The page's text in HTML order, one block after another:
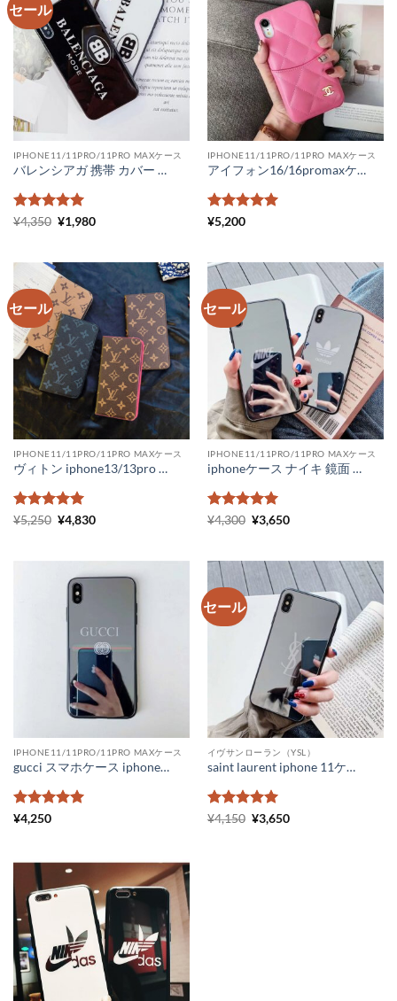
セール
IPHONE11/11PRO/11PRO MAXケース
バレンシアガ 携帯 カバー コピー ペアルック iphone12ケース 新作 balenciaga iphone xr アイフォンケース11 ケース 海外セレブ 背面ガラス
5段階中5の
¥4,350 元
は
¥4,350
で
し
た。
¥1,980現
格
は
¥1,980
で
す。
IPHONE11/11PRO/11PRO MAXケース
アイフォン16/16promaxケース シャネル マトラッセ iphone15/15pro ケース 背面収納 iphone14promax ケース chanel アイフォン14/13ケース ラムスキン ココマーク ブランドパロディ iphone12promax ケース かわいい
5段階中
¥5,200
セール
IPHONE11/11PRO/11PRO MAXケース
ヴィトン iphone13/13pro ケース コピー 手帳型 ルイヴィトンスマホケースiPhone13プロ モノグラム ビィトン iphone 手帳 型 ケース ダミエ柄 メンズ レディース
5段階中5の
¥5,250 元
は
¥5,250
で
た。
¥4,830現
格
は
セール
IPHONE11/11PRO/11PRO MAXケース
iphoneケース ナイキ 鏡面 アイフォンケース 11 アディダス iPhone11pro max ケース ミラータイプ nike iphonexsmax ケース 海外 Adidas iphone xr ケース 通販
5段階中5の
¥4,300 元
は
¥4,300
し
た。
¥3,650現
格
は
¥3,650
で
す。
IPHONE11/11PRO/11PRO MAXケース
gucci スマホケース iphone11promax 鏡面 シャネルパロディ iPhone11 ケース ミラータイプ グッチ スマホケース iPhonex iPhonexr メンズ 通販 ハイブランド ロゴ柄 iPhonexs max ハードケース おしゃれ
5段階中
¥4,250
セール
イヴサンローラン（YSL）
saint laurent iphone 11ケース 鏡面 メンズ ルイヴィトン アイフォンケース11pro ペア LV iPhone11promax xs xr ケース ハイブランド ロゴ 激安 通販
5段階中5の
¥4,150 元
¥3,650現